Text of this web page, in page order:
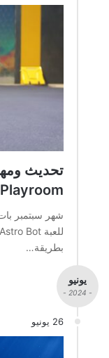
Playroom استعدادًا للعبة Astro Bot
بطريقة…
يونيو
- 2024 -
26 يونيو